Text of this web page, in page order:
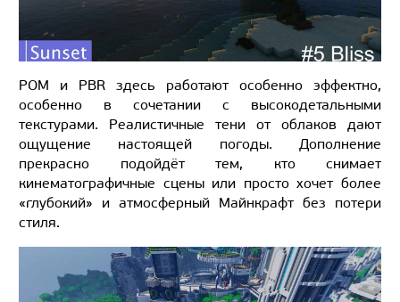
POM и PBR здесь работают особенно эффектно,
особенно в сочетании с высокодетальными
текстурами. Реалистичные тени от облаков дают
ощущение настоящей погоды. Дополнение
прекрасно подойдёт тем, кто снимает
кинематографичные сцены или просто хочет более
«глубокий» и атмосферный Майнкрафт без потери
стиля.